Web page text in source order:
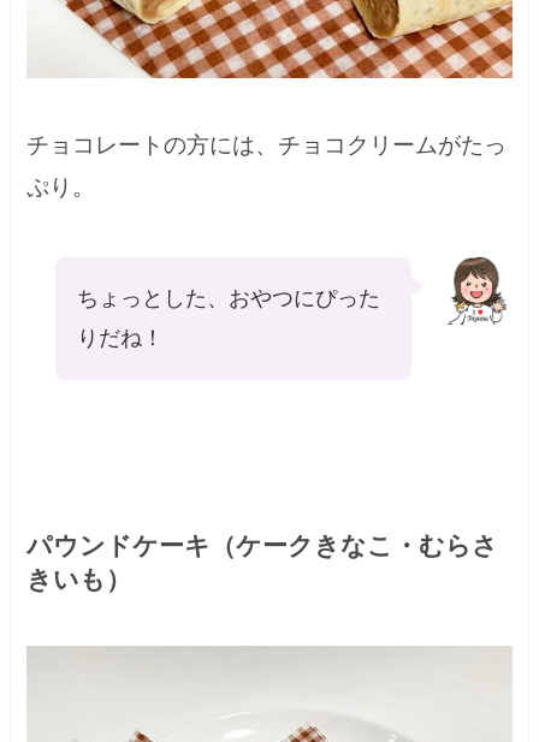
チョコレートの方には、チョコクリームがたっ
ぷり。
ちょっとした、おやつにぴった
りだね！
パウンドケーキ（ケークきなこ・むらさ
きいも）